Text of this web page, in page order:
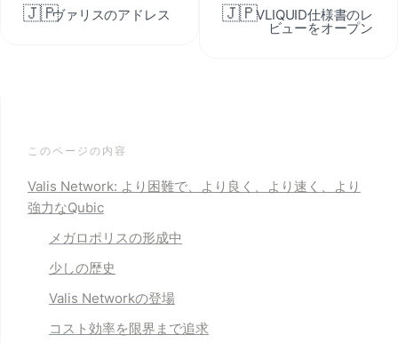
🇯🇵ヴァリスのアドレス 🇯🇵VLIQUID仕様書のレ
ビューをオープン
このページの内容
Valis Network: より困難で、より良く、より速く、より
強力なQubic
メガロポリスの形成中
少しの歴史
Valis Networkの登場
コスト効率を限界まで追求